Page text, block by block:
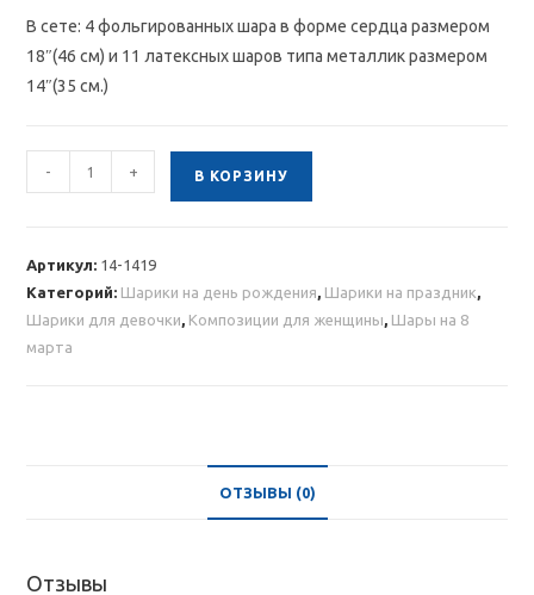
В сете: 4 фольгированных шара в форме сердца размером
18″(46 см) и 11 латексных шаров типа металлик размером
14″(35 см.)
Количество
товара
латексных
шаров
с
- + В КОРЗИНУ
Артикул: 14-1419
Категорий: Шарики на день рождения, Шарики на праздник,
Шарики для девочки, Композиции для женщины, Шары на 8
марта
ОТЗЫВЫ (0)
Отзывы